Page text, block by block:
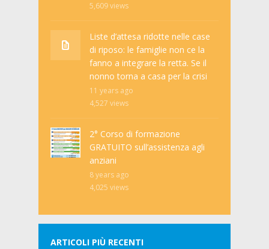
5,609views
Liste d’attesa ridotte nelle case
di riposo: le famiglie non ce la
fanno a integrare la retta. Se il
nonno torna a casa per la crisi
11 years ago
4,527 views
2° Corso di formazione
GRATUITO sull’assistenza agli
anziani
8 years ago
4,025 views
ARTICOLI PIÙ RECENTI